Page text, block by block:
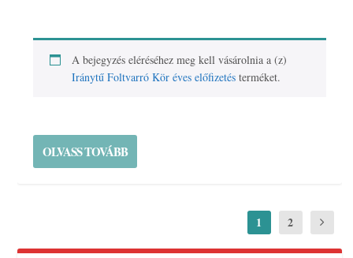
A bejegyzés eléréséhez meg kell vásárolnia a (z)
Iránytű Foltvarró Kör éves előfizetés terméket.
OLVASS TOVÁBB
1 2